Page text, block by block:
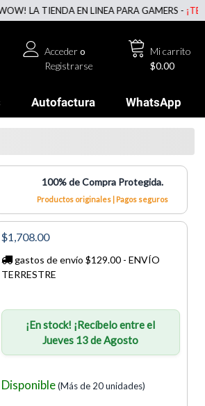
TIENDA EN LINEA PARA GAMERS -
Mi carrito
$0.00
Accedero
Registrarse
Autofactura WhatsApp
100% de Compra Protegida.
Productos originales | Pagos seguros
$1,708.00
gastos de envío $129.00 - ENVÍO
TERRESTRE
¡En stock! ¡Recíbelo entre el
Jueves 13 de Agosto
Disponible(Más de 20 unidades)